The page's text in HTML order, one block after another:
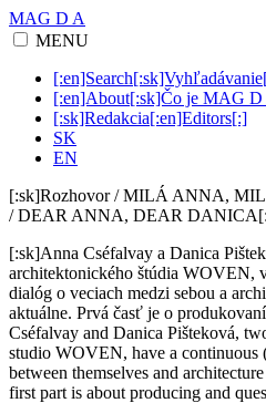
MAG D A
MENU
[:en]About[:sk]Čo je MAG
[:sk]Redakcia[:en]Editors[:]
SK
EN
[:sk]Rozhovor / MILÁ ANNA,
/ DEAR ANNA, DEAR
[:sk]Anna Cséfalvay a Danica
architektonického štúdia WOVEN,
dialóg o veciach medzi sebou a
aktuálne. Prvá časť je o
Cséfalvay and Danica Pišteková,
studio WOVEN, have a continuous
between themselves and
first part is about producing and